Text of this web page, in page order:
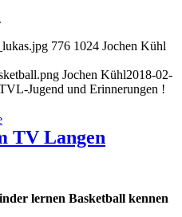
776 1024 Jochen Kühl
Jochen Kühl2018-02-
Jugend und Erinnerungen !
TV Langen
lernen Basketball kennen